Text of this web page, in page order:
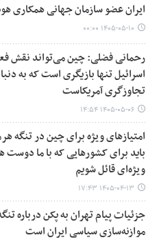
ایران عضو سازمان جهانی
۱۴۰۵-۰۵-۱۰ ۰۰:۰۰
رحمانی فضلی: چین می‌تواند نقش
اسرائیل تنها بازیگری است که به
تجاوزگری آمریکاست
۱۴۰۵-۰۵-۰۶ ۱۴:۵۴
امتیازهای ویژه برای چین در تنگه
باید برای کشورهایی که با ما دوست
ویژه‌ای قائل شویم
۱۴۰۵-۰۴-۱۳ ۱۷:۴۳
جزئیات پیام تهران به پکن درباره
موازنه‌سازی سیاسی ایران است